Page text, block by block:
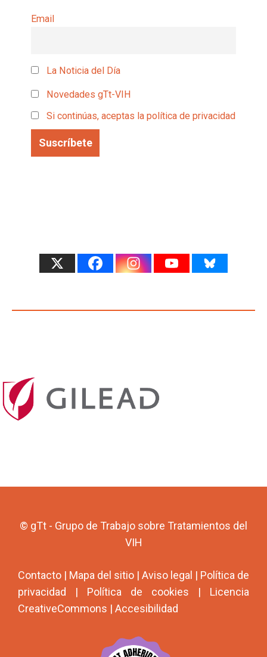
Email
La Noticia del Día
Novedades gTt-VIH
Si continúas, aceptas la política de privacidad
© gTt - Grupo de Trabajo sobre Tratamientos del
VIH
Contacto | Mapa del sitio | Aviso legal | Política de
privacidad | Política de cookies | Licencia
CreativeCommons | Accesibilidad